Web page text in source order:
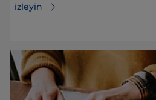
izleyin